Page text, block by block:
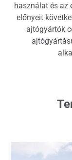
használat és az
előnyeit
ajtógyártók